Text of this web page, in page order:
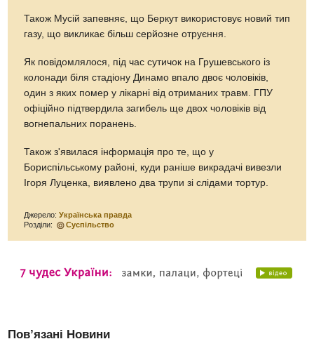
Також Мусій запевняє, що Беркут використовує новий тип
газу, що викликає більш серйозне отруєння.
Як повідомлялося, під час сутичок на Грушевського із
колонади біля стадіону Динамо впало двоє чоловіків,
один з яких помер у лікарні від отриманих травм. ГПУ
офіційно підтвердила загибель ще двох чоловіків від
вогнепальних поранень.
Також з'явилася інформація про те, що у
Бориспільському районі, куди раніше викрадачі вивезли
Ігоря Луценка, виявлено два трупи зі слідами тортур.
Джерело:Українська правда
Розділи:
Суспільство
Пов’язані Новини